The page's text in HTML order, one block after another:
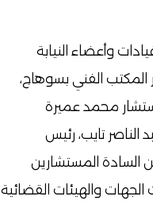
وأعضاء النيابة
المكتب الفني بسوهاج،
محمد عميرة
الناصر تايب، رئيس
السادة المستشارين
والهيئات القضائية